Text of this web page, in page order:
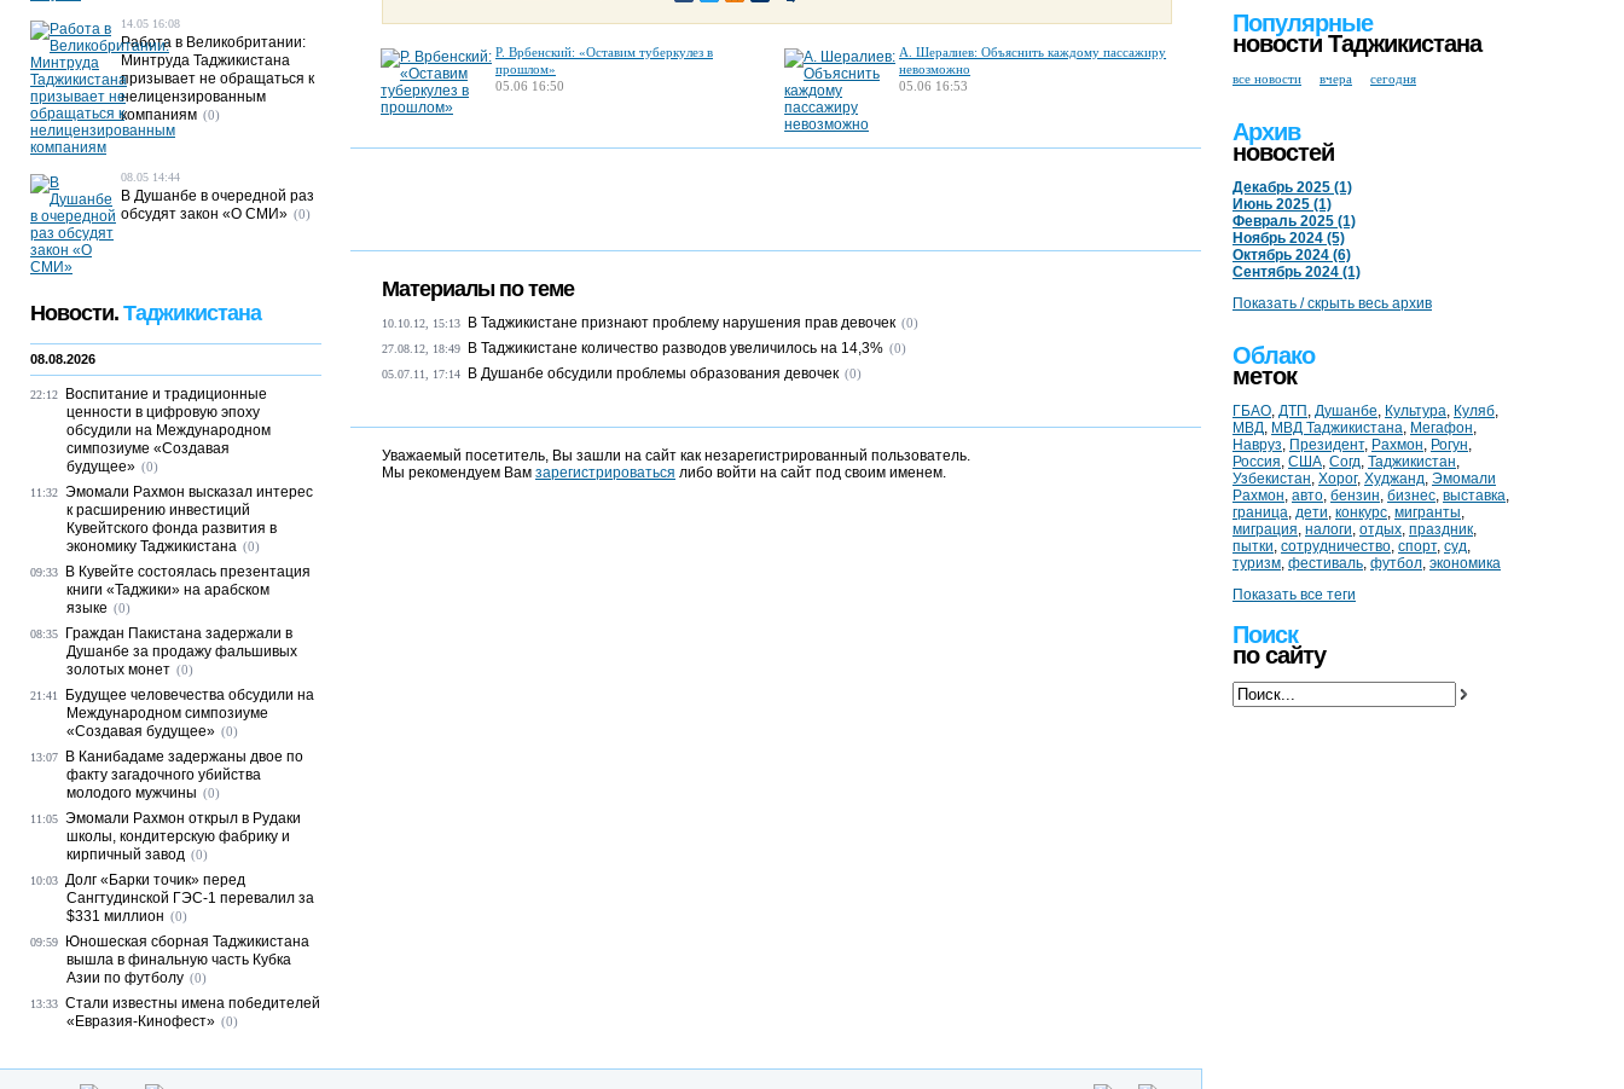
Р. Врбенский: «Оставим туберкулез в
прошлом»
05.06 16:50
А. Шералиев: Объяснить каждому пассажиру
невозможно
05.06 16:53
Материалы по теме
10.10.12, 15:13 В Таджикистане признают проблему нарушения прав девочек (0)
27.08.12, 18:49 В Таджикистане количество разводов увеличилось на 14,3% (0)
05.07.11, 17:14 В Душанбе обсудили проблемы образования девочек (0)
Уважаемый посетитель, Вы зашли на сайт как незарегистрированный пользователь.
Мы рекомендуем Вам зарегистрироваться либо войти на сайт под своим именем.
14.05 16:08
Работа в Великобритании:
Минтруда Таджикистана
призывает не обращаться к
нелицензированным
компаниям (0)
08.05 14:44
В Душанбе в очередной раз
обсудят закон «О СМИ» (0)
Новости. Таджикистана
08.08.2026
22:12
Воспитание и традиционные
ценности в цифровую эпоху
обсудили на Международном
симпозиуме «Создавая
будущее» (0)
11:32 Эмомали Рахмон высказал интерес
к расширению инвестиций
Кувейтского фонда развития в
экономику Таджикистана (0)
09:33
В Кувейте состоялась презентация
книги «Таджики» на арабском
языке (0)
08:35
Граждан Пакистана задержали в
Душанбе за продажу фальшивых
золотых монет (0)
21:41
Будущее человечества обсудили на
Международном симпозиуме
«Создавая будущее» (0)
13:07
В Канибадаме задержаны двое по
факту загадочного убийства
молодого мужчины (0)
11:05 Эмомали Рахмон открыл в Рудаки
школы, кондитерскую фабрику и
кирпичный завод (0)
10:03 Долг «Барки точик» перед
Сангтудинской ГЭС-1 перевалил за
$331 миллион (0)
09:59
Юношеская сборная Таджикистана
вышла в финальную часть Кубка
Азии по футболу (0)
13:33 Стали известны имена победителей
«Евразия-Кинофест» (0)
Популярные
новости Таджикистана
все новости вчера сегодня
Архив
новостей
Декабрь 2025 (1)
Июнь 2025 (1)
Февраль 2025 (1)
Ноябрь 2024 (5)
Октябрь 2024 (6)
Сентябрь 2024 (1)
Показать / скрыть весь архив
Облако
меток
ГБАО, ДТП , Душанбе, Культура, Куляб,
МВД, МВД Таджикистана, Мегафон,
Навруз, Президент, Рахмон, Рогун,
Россия, США, Согд, Таджикистан,
Узбекистан, Хорог, Худжанд, Эмомали
Рахмон, авто, бензин, бизнес, выставка,
граница, дети, конкурс, мигранты,
миграция, налоги, отдых, праздник,
пытки, сотрудничество, спорт, суд,
туризм, фестиваль, футбол, экономика
Показать все теги
Поиск
по сайту